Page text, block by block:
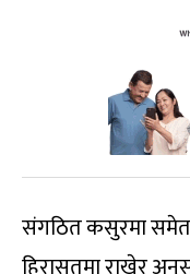
संगठित कसुरमा